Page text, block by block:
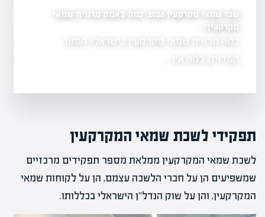
מקרקעין לשנת
למועד
שכר שמאי מקרקעין 2026: כמה באמת מרוויח שמאי
מקרקעין?
כמה מרוויח שמאי מקרקעין בישראל? הנתון
המדויק, למה אין…
כמה שמאי מקרקעין יש
תפקידי לשכת שמאי המקרקעין
לשכת שמאי המקרקעין ממלאת מספר תפקידים מרכזיים
שמשפיעים הן על חברי הלשכה עצמם, הן על לקוחות שמאי
המקרקעין, והן על שוק הנדל"ן הישראלי בכללותו.